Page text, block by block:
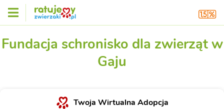
Fundacja schronisko dla zwierząt w
Gaju
Twoja Wirtualna Adopcja